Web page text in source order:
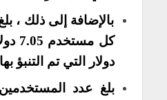
بالإضافة إلى ذلك ،
دولار التي تم التنبؤ
بلغ عدد